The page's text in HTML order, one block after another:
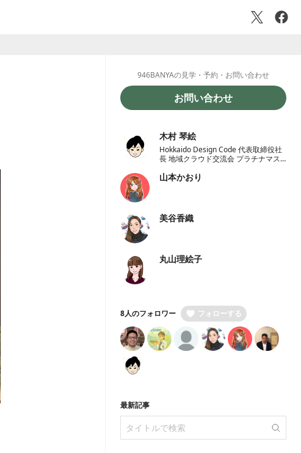
946BANYAの見学・予約・お問い合わせ
お問い合わせ
木村 琴絵
Hokkaido Design Code 代表取締役社
長 地域クラウド交流会 プラチナマス
学校地域恊働センターラポールくしろ
山本かおり
美谷香織
丸山理絵子
8人のフォロワー フォローする
最新記事